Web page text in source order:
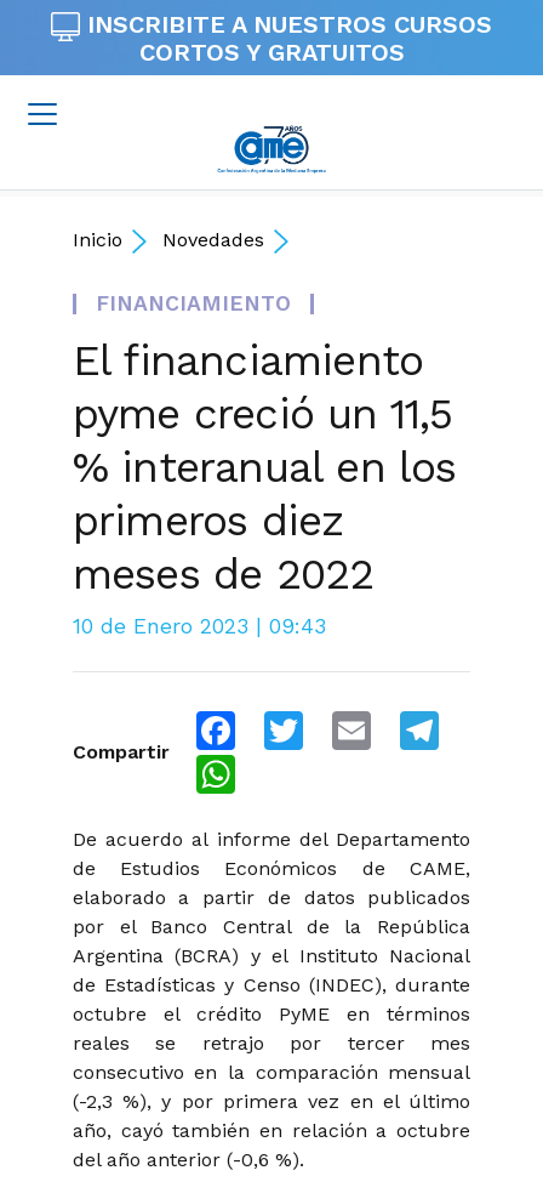
INSCRIBITE A NUESTROS CURSOS
CORTOS Y GRATUITOS
Inicio Novedades
FINANCIAMIENTO
El financiamiento
pyme creció un 11,5
% interanual en los
primeros diez
meses de 2022
10 de Enero 2023 | 09:43
Compartir
FacebookTwitter Email
De acuerdo al informe del Departamento
de Estudios Económicos de CAME,
elaborado a partir de datos publicados
por el Banco Central de la República
Argentina (BCRA) y el Instituto Nacional
de Estadísticas y Censo (INDEC), durante
octubre el crédito PyME en términos
reales se retrajo por tercer mes
consecutivo en la comparación mensual
(-2,3 %), y por primera vez en el último
año, cayó también en relación a octubre
del año anterior (-0,6 %).